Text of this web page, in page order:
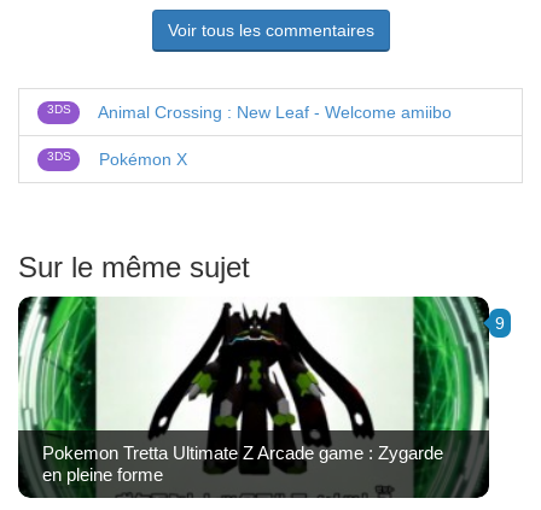
Voir tous les commentaires
3DS Animal Crossing : New Leaf - Welcome amiibo
3DS Pokémon X
Sur le même sujet
9
Pokemon Tretta Ultimate Z Arcade game : Zygarde
en pleine forme